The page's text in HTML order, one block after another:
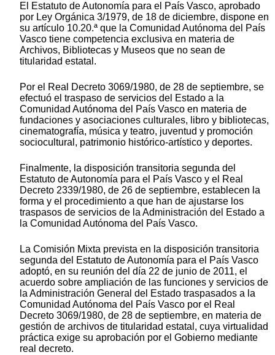
El Estatuto de Autonomía para el País Vasco, aprobado
por Ley Orgánica 3/1979, de 18 de diciembre, dispone en
su artículo 10.20.ª que la Comunidad Autónoma del País
Vasco tiene competencia exclusiva en materia de
Archivos, Bibliotecas y Museos que no sean de
titularidad estatal.
Por el Real Decreto 3069/1980, de 28 de septiembre, se
efectuó el traspaso de servicios del Estado a la
Comunidad Autónoma del País Vasco en materia de
fundaciones y asociaciones culturales, libro y bibliotecas,
cinematografía, música y teatro, juventud y promoción
sociocultural, patrimonio histórico-artístico y deportes.
Finalmente, la disposición transitoria segunda del
Estatuto de Autonomía para el País Vasco y el Real
Decreto 2339/1980, de 26 de septiembre, establecen la
forma y el procedimiento a que han de ajustarse los
traspasos de servicios de la Administración del Estado a
la Comunidad Autónoma del País Vasco.
La Comisión Mixta prevista en la disposición transitoria
segunda del Estatuto de Autonomía para el País Vasco
adoptó, en su reunión del día 22 de junio de 2011, el
acuerdo sobre ampliación de las funciones y servicios de
la Administración General del Estado traspasados a la
Comunidad Autónoma del País Vasco por el Real
Decreto 3069/1980, de 28 de septiembre, en materia de
gestión de archivos de titularidad estatal, cuya virtualidad
práctica exige su aprobación por el Gobierno mediante
real decreto.